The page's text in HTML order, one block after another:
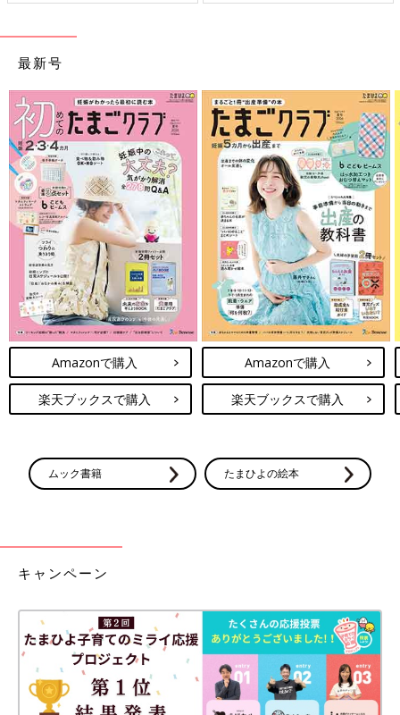
最新号
Amazonで購入
楽天ブックスで購入
Amazonで購入
楽天ブックスで購入
ムック書籍 たまひよの絵本
キャンペーン